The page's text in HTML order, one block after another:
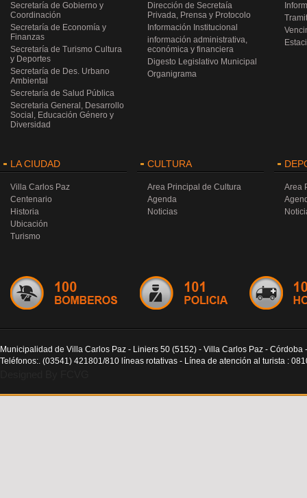
Secretaría de Gobierno y
Coordinación
Secretaría de Economía y
Finanzas
Secretaría de Turismo Cultura
y Deportes
Secretaría de Des. Urbano
Ambiental
Secretaría de Salud Pública
Secretaria General, Desarrollo
Social, Educación Género y
Diversidad
Dirección de Secretaía
Privada, Prensa y Protocolo
Información Institucional
información administrativa,
económica y financiera
Digesto Legislativo Municipal
Organigrama
LA CIUDAD
Villa Carlos Paz
Centenario
Historia
Ubicación
Turismo
CULTURA
Area Principal de Cultura
Agenda
Noticias
Area
Municipalidad de Villa Carlos Paz - Liniers 50 (5152) - Villa Carlos Paz - Córdoba
Teléfonos:. (03541) 421801/810 líneas rotativas - Línea de atención al turista :